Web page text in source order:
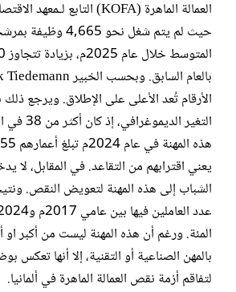
حيث لم يتم شغل نحو
الأرقام تُعد الأعلى على الإطلاق. ويرجع
التغير
يعني اقترابهم من التقاعد. في المقابل،
الشباب إلى هذه المهنة لتعويض النقص.
المئة. ورغم أن هذه المهنة ليست من أكبر او
بالمهن الصناعية أو التقنية، إلا أنها تعكس
لتفاقم أزمة نقص العمالة الماهرة في ألمانيا.